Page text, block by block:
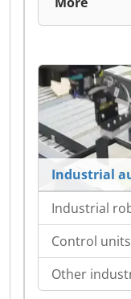
Industrial
Industrial
Control units
Other